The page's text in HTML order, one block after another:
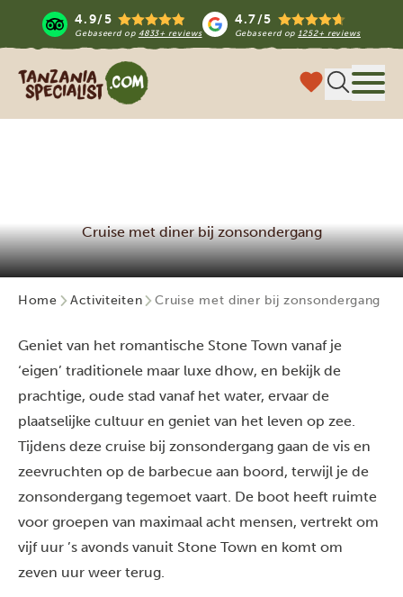
4.9/5
Gebaseerd op 4833+ reviews
4.7/5
Gebaseerd op1252+ reviews
Tanzania Specialist
Cruise met diner bij zonsondergang
Home Activiteiten Cruise met diner bij zonsondergang
Geniet van het romantische Stone Town vanaf je
‘eigen’ traditionele maar luxe dhow, en bekijk de
prachtige, oude stad vanaf het water, ervaar de
plaatselijke cultuur en geniet van het leven op zee.
Tijdens deze cruise bij zonsondergang gaan de vis en
zeevruchten op de barbecue aan boord, terwijl je de
zonsondergang tegemoet vaart. De boot heeft ruimte
voor groepen van maximaal acht mensen, vertrekt om
vijf uur ’s avonds vanuit Stone Town en komt om
zeven uur weer terug.